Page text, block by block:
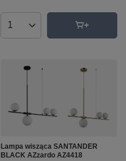
Ilość produktów
Lampa wisząca SANTANDER
BLACK AZzardo AZ4418